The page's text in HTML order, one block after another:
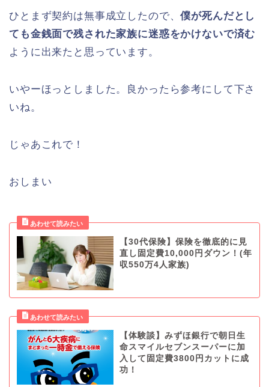
ひとまず契約は無事成立したので、僕が死んだとし
ても金銭面で残された家族に迷惑をかけないで済む
ように出来たと思っています。
いやーほっとしました。良かったら参考にして下さ
いね。
じゃあこれで！
おしまい
【30代保険】保険を徹底的に見
直し固定費10,000円ダウン！(年
収550万4人家族)
【体験談】みずほ銀行で朝日生
命スマイルセブンスーパーに加
入して固定費3800円カットに成
功！